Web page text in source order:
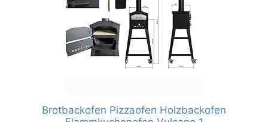
Brotbackofen Pizzaofen Holzbackofen